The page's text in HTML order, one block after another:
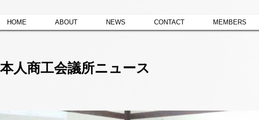
HOME ABOUT NEWS CONTACT MEMBERS
人商工会議所ニュース